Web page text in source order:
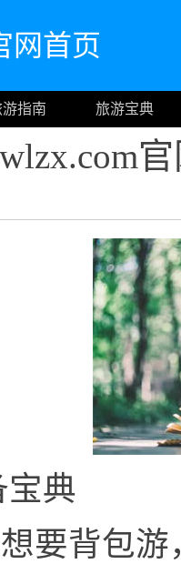
网首页
指南 旅游宝典
宝典
要背包